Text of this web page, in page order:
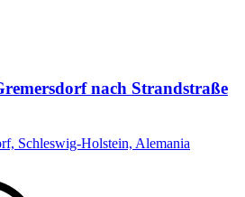
nach Strandstraße
Schleswig-Holstein, Alemania